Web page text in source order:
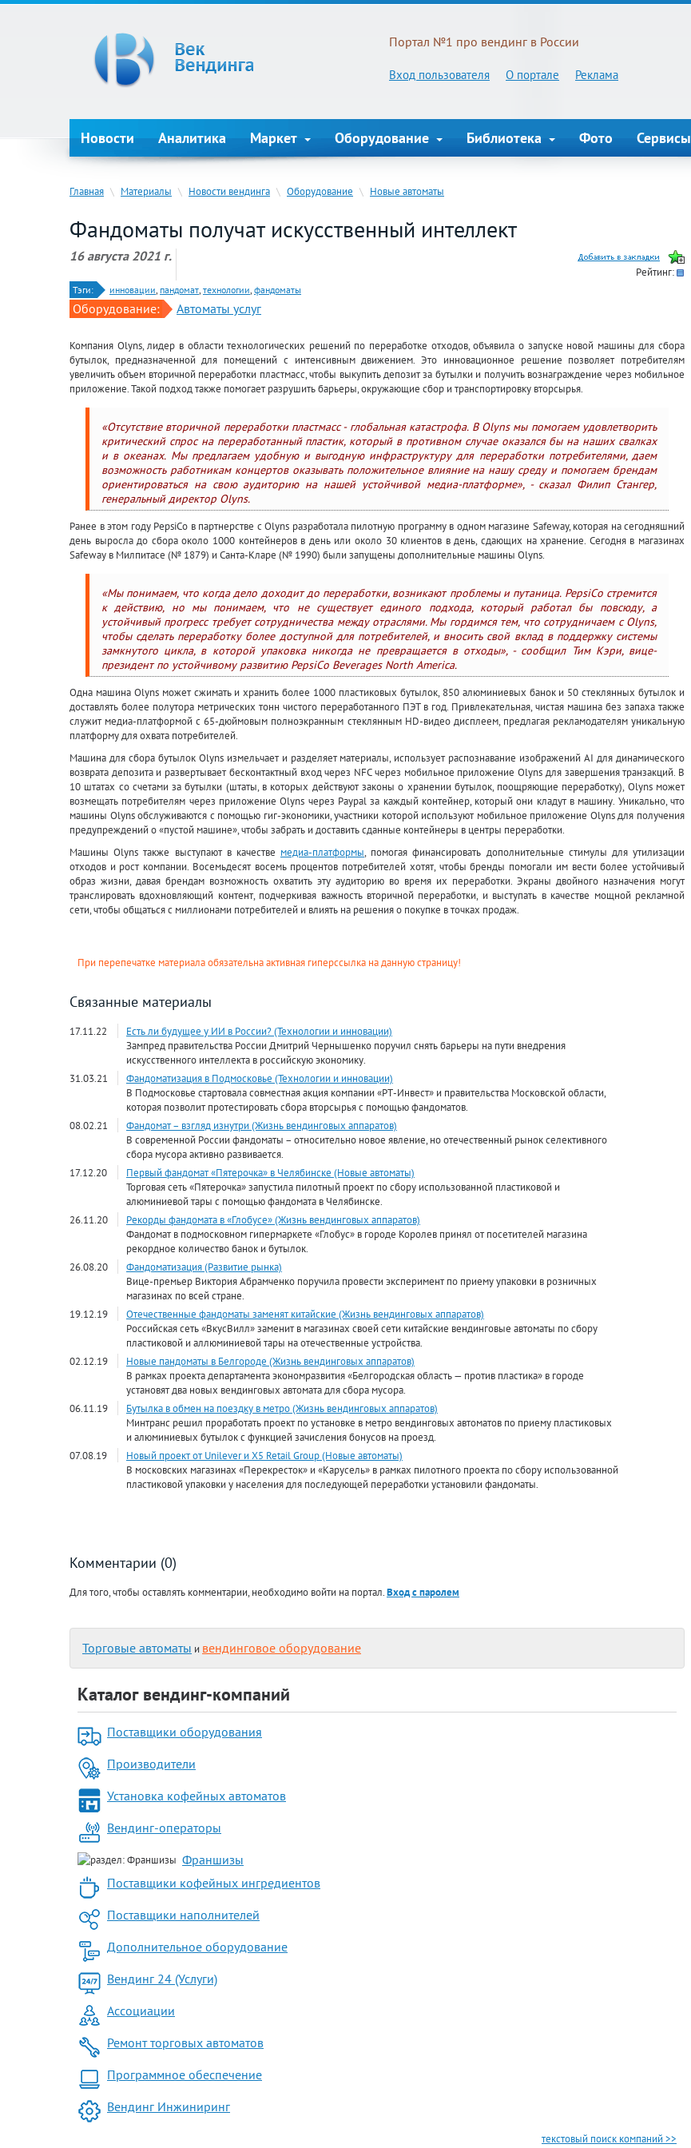
Портал №1 про вендинг в России
Вход пользователя О портале Реклама
Новости Аналитика Маркет Оборудование Библиотека Фото Сервисы
Главная \ Материалы \ Новости вендинга \ Оборудование \ Новые автоматы
Фандоматы получат искусственный интеллект
16 августа 2021 г.
Рейтинг:
Тэги: инновации, пандомат, технологии, фандоматы
Оборудование: Автоматы услуг
Компания Olyns, лидер в области технологических решений по переработке отходов, объявила о запуске новой машины для сбора
бутылок, предназначенной для помещений с интенсивным движением. Это инновационное решение позволяет потребителям
увеличить объем вторичной переработки пластмасс, чтобы выкупить депозит за бутылки и получить вознаграждение через мобильное
приложение. Такой подход также помогает разрушить барьеры, окружающие сбор и транспортировку вторсырья.
«Отсутствие вторичной переработки пластмасс - глобальная катастрофа. В Olyns мы помогаем удовлетворить
критический спрос на переработанный пластик, который в противном случае оказался бы на наших свалках
и в океанах. Мы предлагаем удобную и выгодную инфраструктуру для переработки потребителями, даем
возможность работникам концертов оказывать положительное влияние на нашу среду и помогаем брендам
ориентироваться на свою аудиторию на нашей устойчивой медиа-платформе», - сказал Филип Стангер,
генеральный директор Olyns.
Ранее в этом году PepsiCo в партнерстве с Olyns разработала пилотную программу в одном магазине Safeway, которая на сегодняшний
день выросла до сбора около 1000 контейнеров в день или около 30 клиентов в день, сдающих на хранение. Сегодня в магазинах
Safeway в Милпитасе (№ 1879) и Санта-Кларе (№ 1990) были запущены дополнительные машины Olyns.
«Мы понимаем, что когда дело доходит до переработки, возникают проблемы и путаница. PepsiCo стремится
к действию, но мы понимаем, что не существует единого подхода, который работал бы повсюду, а
устойчивый прогресс требует сотрудничества между отраслями. Мы гордимся тем, что сотрудничаем с Olyns,
чтобы сделать переработку более доступной для потребителей, и вносить свой вклад в поддержку системы
замкнутого цикла, в которой упаковка никогда не превращается в отходы», - сообщил Тим Кэри, вице-
президент по устойчивому развитию PepsiCo Beverages North America.
Одна машина Olyns может сжимать и хранить более 1000 пластиковых бутылок, 850 алюминиевых банок и 50 стеклянных бутылок и
доставлять более полутора метрических тонн чистого переработанного ПЭТ в год. Привлекательная, чистая машина без запаха также
служит медиа-платформой с 65-дюймовым полноэкранным стеклянным HD-видео дисплеем, предлагая рекламодателям уникальную
платформу для охвата потребителей.
Машина для сбора бутылок Olyns измельчает и разделяет материалы, использует распознавание изображений AI для динамического
возврата депозита и развертывает бесконтактный вход через NFC через мобильное приложение Olyns для завершения транзакций. В
10 штатах со счетами за бутылки (штаты, в которых действуют законы о хранении бутылок, поощряющие переработку), Olyns может
возмещать потребителям через приложение Olyns через Paypal за каждый контейнер, который они кладут в машину. Уникально, что
машины Olyns обслуживаются с помощью гиг-экономики, участники которой используют мобильное приложение Olyns для получения
предупреждений о «пустой машине», чтобы забрать и доставить сданные контейнеры в центры переработки.
Машины Olyns также выступают в качестве медиа-платформы, помогая финансировать дополнительные стимулы для утилизации
отходов и рост компании. Восемьдесят восемь процентов потребителей хотят, чтобы бренды помогали им вести более устойчивый
образ жизни, давая брендам возможность охватить эту аудиторию во время их переработки. Экраны двойного назначения могут
транслировать вдохновляющий контент, подчеркивая важность вторичной переработки, и выступать в качестве мощной рекламной
сети, чтобы общаться с миллионами потребителей и влиять на решения о покупке в точках продаж.
При перепечатке материала обязательна активная гиперссылка на данную страницу!
Связанные материалы
17.11.22
Есть ли будущее у ИИ в России? (Технологии и инновации)
Зампред правительства России Дмитрий Чернышенко поручил снять барьеры на пути внедрения
искусственного интеллекта в российскую экономику.
31.03.21
Фандоматизация в Подмосковье (Технологии и инновации)
В Подмосковье стартовала совместная акция компании «РТ-Инвест» и правительства Московской области,
которая позволит протестировать сбора вторсырья с помощью фандоматов.
08.02.21
Фандомат – взгляд изнутри (Жизнь вендинговых аппаратов)
В современной России фандоматы – относительно новое явление, но отечественный рынок селективного
сбора мусора активно развивается.
17.12.20
Первый фандомат «Пятерочка» в Челябинске (Новые автоматы)
Торговая сеть «Пятерочка» запустила пилотный проект по сбору использованной пластиковой и
алюминиевой тары с помощью фандомата в Челябинске.
26.11.20
Рекорды фандомата в «Глобусе» (Жизнь вендинговых аппаратов)
Фандомат в подмосковном гипермаркете «Глобус» в городе Королев принял от посетителей магазина
рекордное количество банок и бутылок.
26.08.20
Фандоматизация (Развитие рынка)
Вице-премьер Виктория Абрамченко поручила провести эксперимент по приему упаковки в розничных
магазинах по всей стране.
19.12.19
Отечественные фандоматы заменят китайские (Жизнь вендинговых аппаратов)
Российская сеть «ВкусВилл» заменит в магазинах своей сети китайские вендинговые автоматы по сбору
пластиковой и аллюминиевой тары на отечественные устройства.
02.12.19
Новые пандоматы в Белгороде (Жизнь вендинговых аппаратов)
В рамках проекта департамента экономразвития «Белгородская область — против пластика» в городе
установят два новых вендинговых автомата для сбора мусора.
06.11.19
Бутылка в обмен на поездку в метро (Жизнь вендинговых аппаратов)
Минтранс решил проработать проект по установке в метро вендинговых автоматов по приему пластиковых
и алюминиевых бутылок с функцией зачисления бонусов на проезд.
07.08.19
Новый проект от Unilever и X5 Retail Group (Новые автоматы)
В московских магазинах «Перекресток» и «Карусель» в рамках пилотного проекта по сбору использованной
пластиковой упаковки у населения для последующей переработки установили фандоматы.
Комментарии (0)
Для того, чтобы оставлять комментарии, необходимо войти на портал.Вход с паролем
Торговые автоматы и вендинговое оборудование
Каталог вендинг-компаний
Поставщики оборудования
Производители
Установка кофейных автоматов
Вендинг-операторы
Франшизы
Поставщики кофейных ингредиентов
Поставщики наполнителей
Дополнительное оборудование
Вендинг 24 (Услуги)
Ассоциации
Ремонт торговых автоматов
Программное обеспечение
Вендинг Инжиниринг
текстовый поиск компаний >>